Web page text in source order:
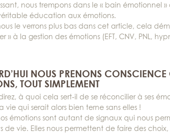
nous trempons dans le « bain
éducation aux émotions.
le verrons plus bas dans cet article, cela
» à la gestion des émotions (EFT, CNV, PNL,
NOUS PRENONS CONSCIENCE
TOUT SIMPLEMENT
à quoi cela sert-il de se réconcilier à ses
vie qui serait alors bien terne sans elles !
émotions sont autant de signaux qui nous
de vie. Elles nous permettent de faire des